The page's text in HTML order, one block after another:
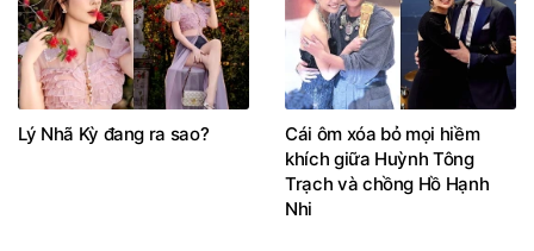
Lý Nhã Kỳ đang ra sao?
Cái ôm xóa bỏ mọi hiềm
khích giữa Huỳnh Tông
Trạch và chồng Hồ Hạnh
Nhi